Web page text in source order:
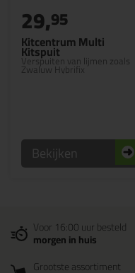
Kitcentrum Multi
Kitspuit
Verspuiten van lijmen zoals
Zwaluw Hybrifix
29,95
Bekijken
Voor 16:00 uur besteld
morgen in huis
Grootste assortiment